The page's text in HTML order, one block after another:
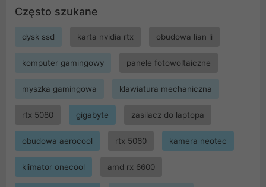
Często szukane
dysk ssd karta nvidia rtx obudowa lian li
komputer gamingowy panele fotowoltaiczne
myszka gamingowa klawiatura mechaniczna
rtx 5080 gigabyte zasilacz do laptopa
obudowa aerocool rtx 5060 kamera neotec
klimator onecool amd rx 6600